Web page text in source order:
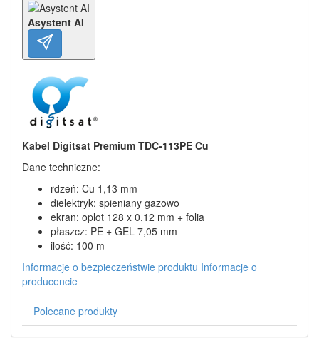
Asystent AI
Kabel Digitsat Premium TDC-113PE Cu
Dane techniczne:
rdzeń: Cu 1,13 mm
dielektryk: spieniany gazowo
ekran: oplot 128 x 0,12 mm + folia
płaszcz: PE + GEL 7,05 mm
ilość: 100 m
Informacje o bezpieczeństwie produktu Informacje o
producencie
Polecane produkty